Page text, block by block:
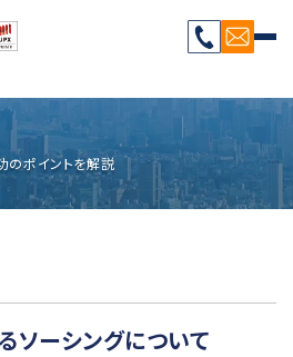
のポイントを解説
ソーシングについて